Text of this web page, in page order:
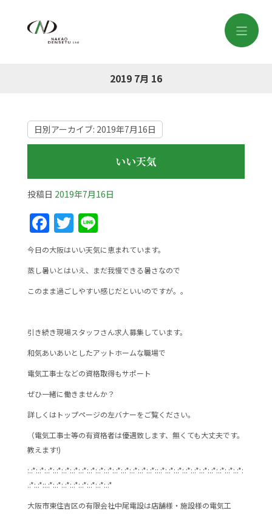
2019 7月 16
日別アーカイブ: 2019年7月16日
いい天気
投稿日 2019年7月16日
F
a
c
e
b
o
k
T
w
itt
er
Li
n
e
今日の大阪はいい天気に恵まれています。
蒸し暑いとはいえ、まだ我慢できる暑さなので
このまま過ごしやすい感じだといいのですが。。
引き続き現場スタッフさん求人募集しています。
和気あいあいとしたアットホームな職場で
電気工事士などの資格取得もサポート
ぜひ一緒に働きませんか？
詳しくはトップページの左バナーをご覧ください。
（電気工事士等の有資格者は優遇致します、無くても大丈夫です。
教えます!)
:.:*:.:*:.:*:.:*:.:*:.:*:.:*:.:*:.:*:.:*:.:*:.:*:.:*:.:*:.:*::.:*:.:*:.:*:.:*:.:*:.:*:.:*:.:*:.:*:.:*:
.:*:.:*::.:*:.:*:.:*:.:*:.:*:.:*:.:*:.:*
大阪市東住吉区の有限会社中尾電設は店舗様・施設様の電気工